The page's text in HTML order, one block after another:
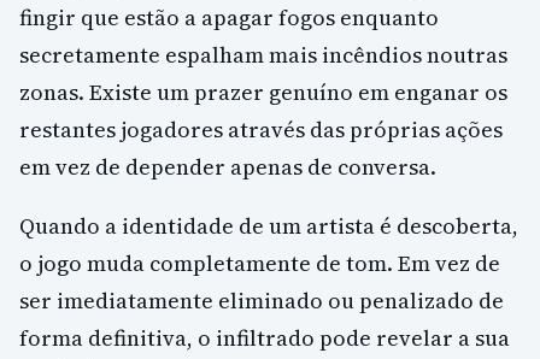
fingir que estão a apagar fogos enquanto
secretamente espalham mais incêndios noutras
zonas. Existe um prazer genuíno em enganar os
restantes jogadores através das próprias ações
em vez de depender apenas de conversa.
Quando a identidade de um artista é descoberta,
o jogo muda completamente de tom. Em vez de
ser imediatamente eliminado ou penalizado de
forma definitiva, o infiltrado pode revelar a sua